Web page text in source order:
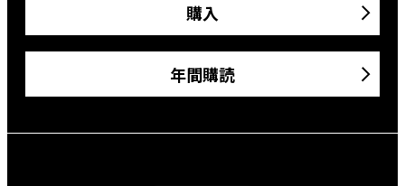
購入
年間購読